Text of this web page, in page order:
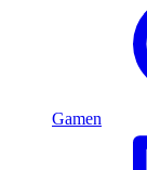
Gamen